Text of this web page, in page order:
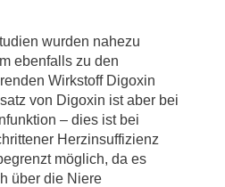
wurden nahezu
ebenfalls zu den
Wirkstoff Digoxin
von Digoxin ist aber bei
– dies ist bei
Herzinsuffizienz
möglich, da es
über die Niere